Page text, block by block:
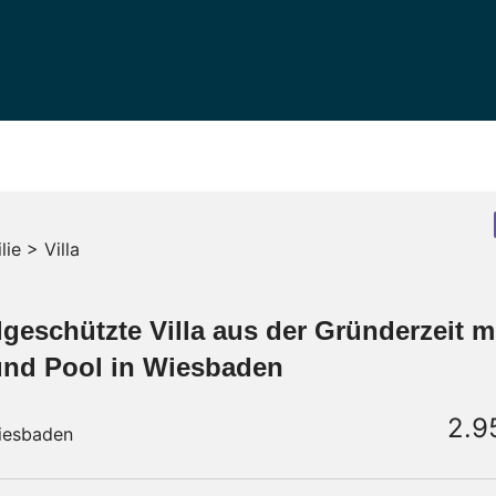
> Villa
Villa aus der Gründerzeit
Pool in Wiesbaden